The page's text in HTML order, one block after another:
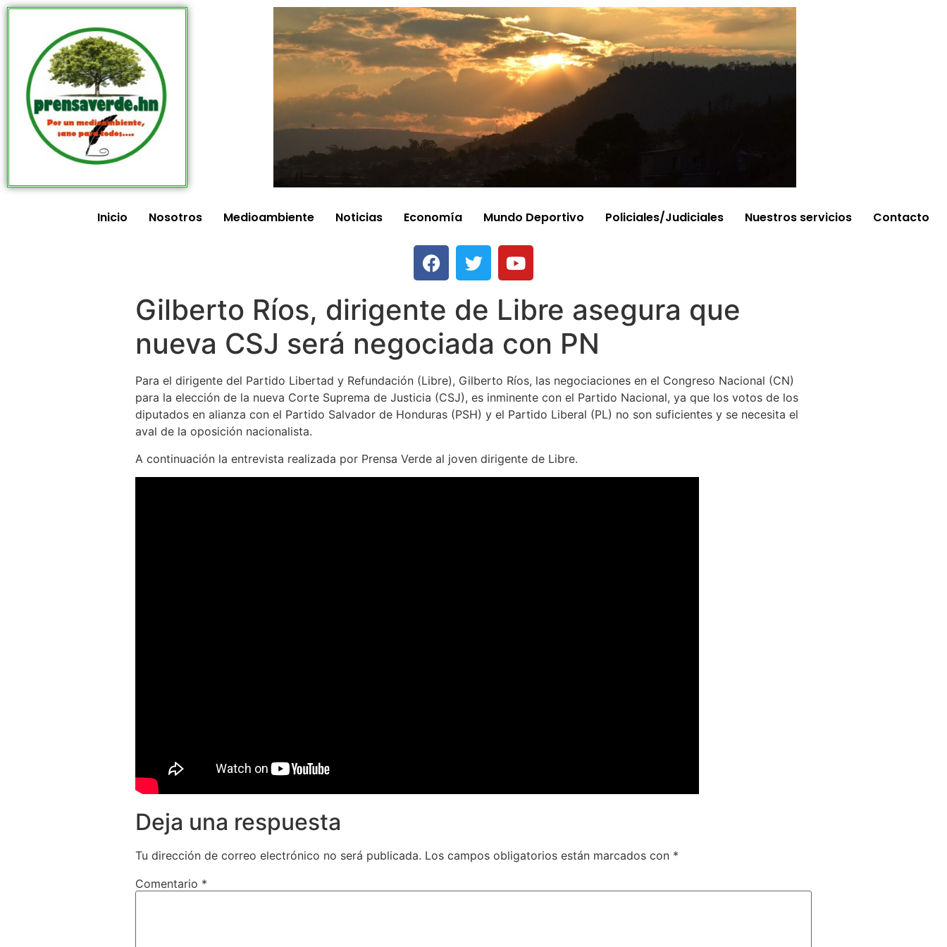
Inicio Nosotros Medioambiente Noticias Economía Mundo Deportivo Policiales/Judiciales Nuestros servicios Contacto
Gilberto Ríos, dirigente de Libre asegura que
nueva CSJ será negociada con PN
Para el dirigente del Partido Libertad y Refundación (Libre), Gilberto Ríos, las negociaciones en el Congreso Nacional (CN)
para la elección de la nueva Corte Suprema de Justicia (CSJ), es inminente con el Partido Nacional, ya que los votos de los
diputados en alianza con el Partido Salvador de Honduras (PSH) y el Partido Liberal (PL) no son suficientes y se necesita el
aval de la oposición nacionalista.
A continuación la entrevista realizada por Prensa Verde al joven dirigente de Libre.
Deja una respuesta
Tu dirección de correo electrónico no será publicada. Los campos obligatorios están marcados con *
Comentario *